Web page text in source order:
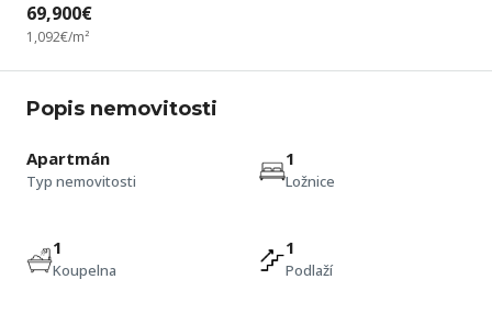
69,900€
1,092€/m²
Popis nemovitosti
Apartmán
Typ nemovitosti
1
Ložnice
1
Koupelna
1
Podlaží